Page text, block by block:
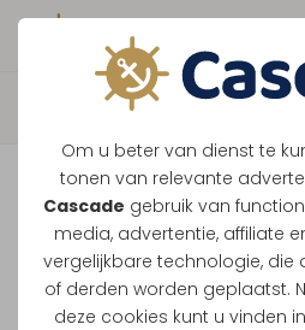
Om u beter van dienst te
tonen van relevante
Cascade gebruik van
media, advertentie, affiliate
vergelijkbare technologie, die
of derden worden geplaatst.
deze cookies kunt u vinden
Boek direct
Vaar je
Ondanks de lage
onze vaarten